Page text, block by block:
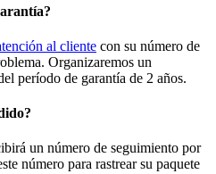
al cliente con su número de
Organizaremos un
período de garantía de 2 años.
un número de seguimiento por
número para rastrear su paquete